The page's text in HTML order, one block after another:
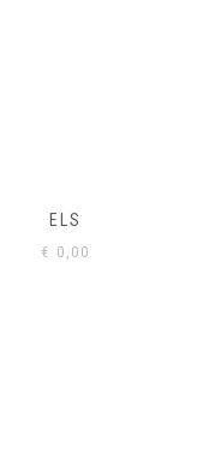
ELS
€0,00